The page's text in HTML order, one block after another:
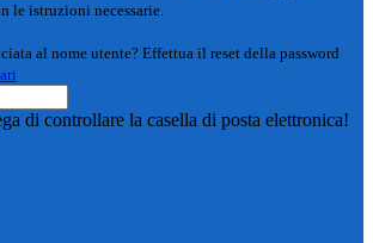
le istruzioni necessarie.
al nome utente? Effettua il reset della password
di controllare la casella di posta elettronica!